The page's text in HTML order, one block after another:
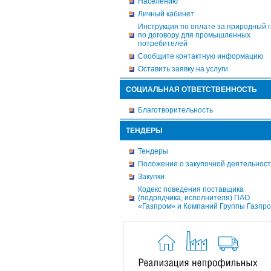
Личный кабинет
Инструкция по оплате за природный
по договору для промышленных
потребителей
Сообщите контактную информацию
Оставить заявку на услуги
СОЦИАЛЬНАЯ ОТВЕТСТВЕННОСТЬ
Благотворительность
ТЕНДЕРЫ
Тендеры
Положение о закупочной
Закупки
Кодекс поведения поставщика
(подрядчика, исполнителя) ПАО
«Газпром» и Компаний Группы